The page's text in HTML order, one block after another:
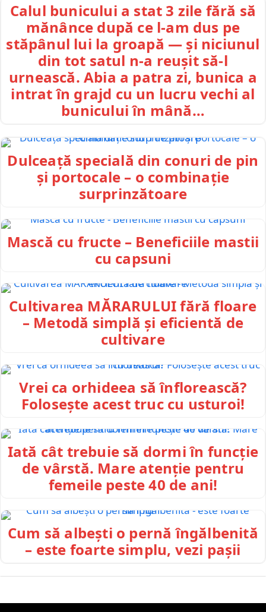
Calul bunicului a stat 3 zile fără să
mănânce după ce l-am dus pe
stăpânul lui la groapă — și niciunul
din tot satul n-a reușit să-l
urnească. Abia a patra zi, bunica a
intrat în grajd cu un lucru vechi al
bunicului în mână…
Dulceață specială din conuri de pin
și portocale – o combinație
surprinzătoare
Mască cu fructe – Beneficiile mastii
cu capsuni
Cultivarea MĂRARULUI fără floare
– Metodă simplă și eficientă de
cultivare
Vrei ca orhideea să înflorească?
Folosește acest truc cu usturoi!
Iată cât trebuie să dormi în funcție
de vârstă. Mare atenție pentru
femeile peste 40 de ani!
Cum să albești o pernă îngălbenită
– este foarte simplu, vezi pașii